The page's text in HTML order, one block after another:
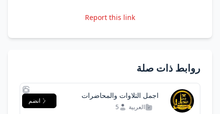
Report this link
روابط ذات صلة
اجمل التلاوات والمحاضرات
العربية 5
انضم